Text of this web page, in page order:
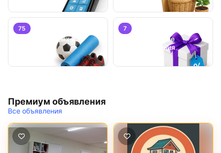
75
Хобби, отдых и
7
Специальные
предложения
Премиум объявления
Все объявления